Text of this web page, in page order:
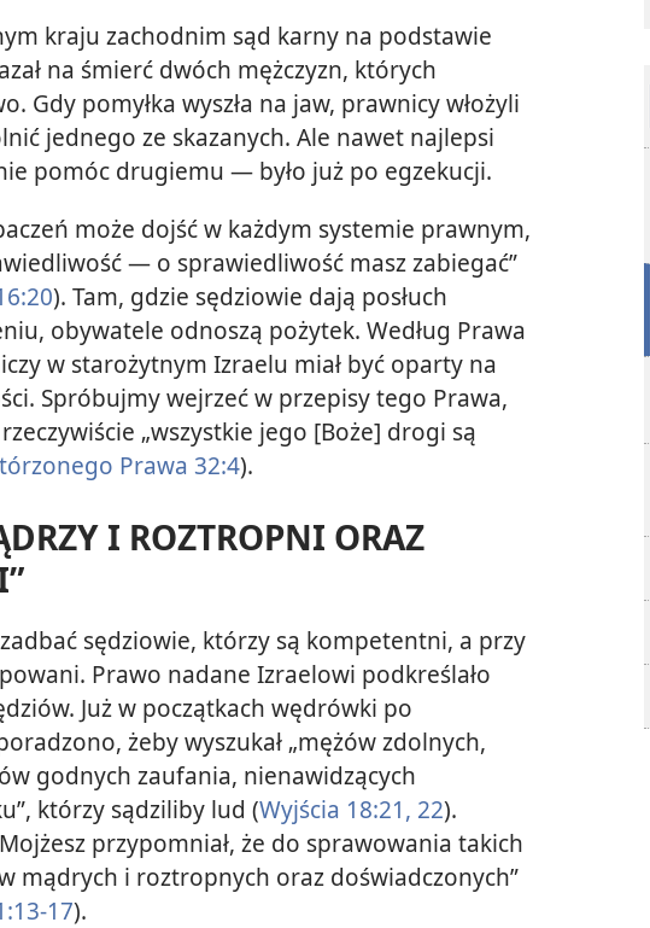
kraju zachodnim sąd karny na podstawie
na śmierć dwóch mężczyzn, których
Gdy pomyłka wyszła na jaw, prawnicy włożyli
jednego ze skazanych. Ale nawet najlepsi
pomóc drugiemu — było już po egzekucji.
może dojść w każdym systemie prawnym,
— o sprawiedliwość masz zabiegać”
). Tam, gdzie sędziowie dają posłuch
obywatele odnoszą pożytek. Według Prawa
w starożytnym Izraelu miał być oparty na
Spróbujmy wejrzeć w przepisy tego Prawa,
„wszystkie jego [Boże] drogi są
Prawa 32:4).
I ROZTROPNI ORAZ
sędziowie, którzy są kompetentni, a przy
Prawo nadane Izraelowi podkreślało
Już w początkach wędrówki po
żeby wyszukał „mężów zdolnych,
godnych zaufania, nienawidzących
którzy sądziliby lud (Wyjścia 18:21, 22).
przypomniał, że do sprawowania takich
mądrych i roztropnych oraz doświadczonych”
17).